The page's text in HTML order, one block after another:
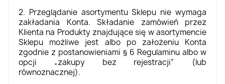
2. Przeglądanie asortymentu Sklepu nie wymaga
zakładania Konta. Składanie zamówień przez
Klienta na Produkty znajdujące się w asortymencie
Sklepu możliwe jest albo po założeniu Konta
zgodnie z postanowieniami § 6 Regulaminu albo w
opcji „zakupy bez rejestracji” (lub
równoznacznej).